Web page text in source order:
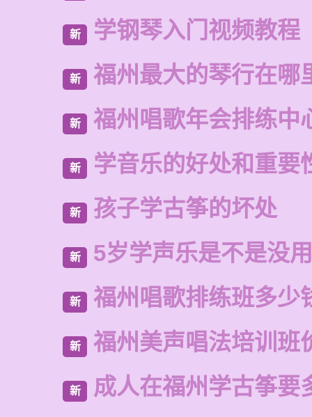
新 学钢琴入门视频教程
新 福州最大的琴行在哪
新 福州唱歌年会排练中
新 学音乐的好处和重要
新 孩子学古筝的坏处
新 5岁学声乐是不是没用
新 福州唱歌排练班多少
新 福州美声唱法培训班
新 成人在福州学古筝要